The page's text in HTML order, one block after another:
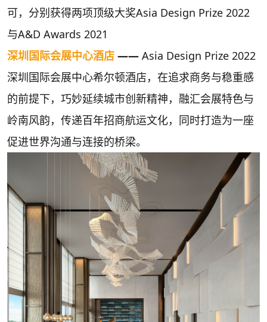
可，分别获得两项顶级大奖Asia Design Prize 2022
与A&D Awards 2021
深圳国际会展中心酒店 —— Asia Design Prize 2022
深圳国际会展中心希尔顿酒店，在追求商务与稳重感
的前提下，巧妙延续城市创新精神，融汇会展特色与
岭南风韵，传递百年招商航运文化，同时打造为一座
促进世界沟通与连接的桥梁。